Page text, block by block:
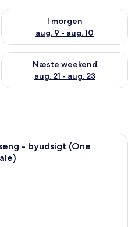
8 - aug. 9
I morgen
aug. 9 - aug. 10
Tjek tilgængelighed for i
aug. 14 - aug. 16
Næste weekend
aug. 21 - aug. 23
Tjek tilgængelighed for næste
En pænt redt seng med et blåt og
- byudsigt (One